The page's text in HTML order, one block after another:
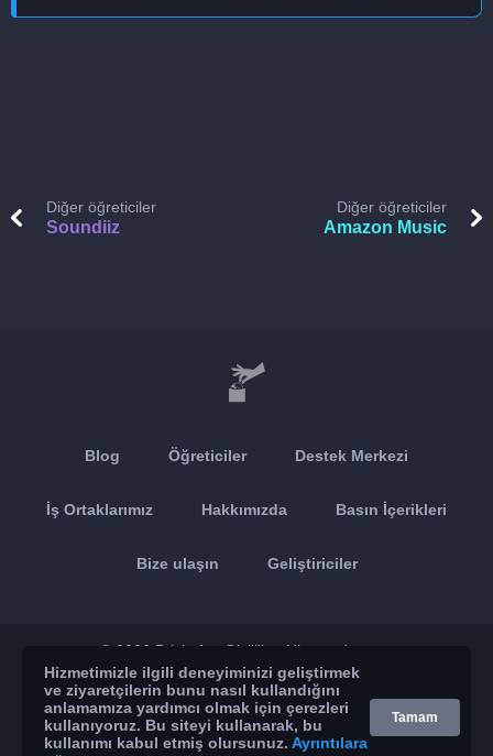
Diğer öğreticiler
Soundiiz
Diğer öğreticiler
Amazon Music
Blog Öğreticiler Destek Merkezi
İş Ortaklarımız Hakkımızda Basın İçerikleri
Bize ulaşın Geliştiriciler
© 2026 Brickoft Gizlilik Hizmet durumu
App Store Google Play
Hizmetimizle ilgili deneyiminizi geliştirmek
ve ziyaretçilerin bunu nasıl kullandığını
anlamamıza yardımcı olmak için çerezleri
kullanıyoruz. Bu siteyi kullanarak, bu
kullanımı kabul etmiş olursunuz. Ayrıntılara
Tamam